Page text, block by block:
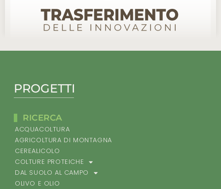
PROGETTI
RICERCA
ACQUACOLTURA
AGRICOLTURA DI MONTAGNA
CEREALICOLO
COLTURE PROTEICHE
DAL SUOLO AL CAMPO
OLIVO E OLIO